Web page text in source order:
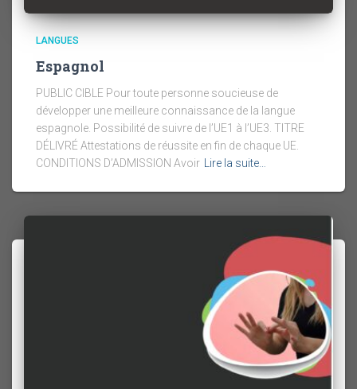
LANGUES
Espagnol
PUBLIC CIBLE Pour toute personne soucieuse de
développer une meilleure connaissance de la langue
espagnole. Possibilité de suivre de l’UE1 à l’UE3. TITRE
DÉLIVRÉ Attestations de réussite en fin de chaque UE.
CONDITIONS D’ADMISSION Avoir
Lire la suite…